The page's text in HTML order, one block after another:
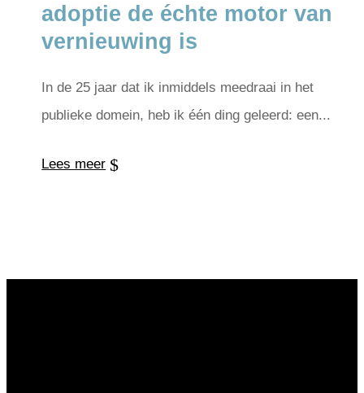
adoptie de échte motor van
vernieuwing is
In de 25 jaar dat ik inmiddels meedraai in het
publieke domein, heb ik één ding geleerd: een...
Lees meer